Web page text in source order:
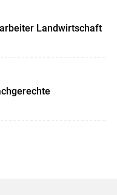
Landwirtschaft